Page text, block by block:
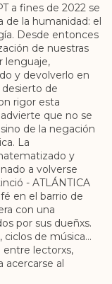
a fines de 2022 se
de la humanidad: el
Desde entonces
de nuestras
lenguaje,
y devolverlo en
de
rigor esta
que no se
de la negación
La
y
a volverse
- ATLÁNTICA
en el barrio de
con una
por sus dueñxs.
de música...
entre lectorxs,
acercarse al